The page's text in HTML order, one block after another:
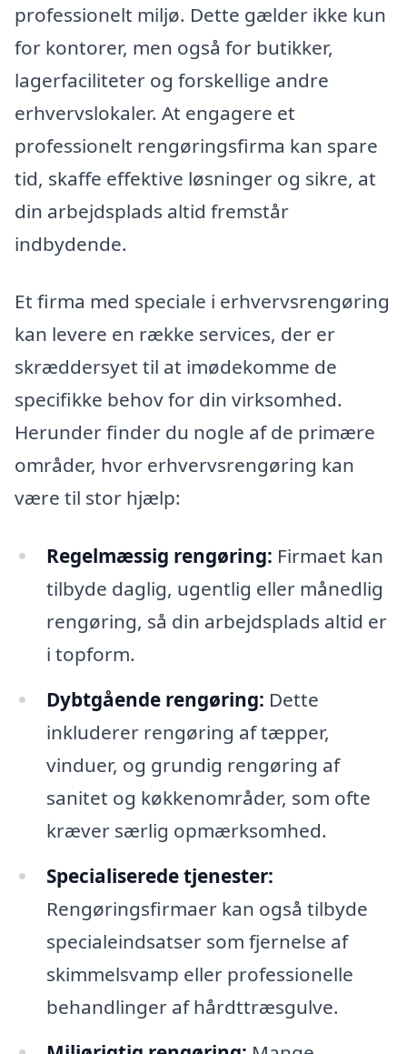
professionelt miljø. Dette gælder ikke kun
for kontorer, men også for butikker,
lagerfaciliteter og forskellige andre
erhvervslokaler. At engagere et
professionelt rengøringsfirma kan spare
tid, skaffe effektive løsninger og sikre, at
din arbejdsplads altid fremstår
indbydende.
Et firma med speciale i erhvervsrengøring
kan levere en række services, der er
skræddersyet til at imødekomme de
specifikke behov for din virksomhed.
Herunder finder du nogle af de primære
områder, hvor erhvervsrengøring kan
være til stor hjælp:
Regelmæssig rengøring: Firmaet kan
tilbyde daglig, ugentlig eller månedlig
rengøring, så din arbejdsplads altid er
i topform.
Dybtgående rengøring: Dette
inkluderer rengøring af tæpper,
vinduer, og grundig rengøring af
sanitet og køkkenområder, som ofte
kræver særlig opmærksomhed.
Specialiserede tjenester:
Rengøringsfirmaer kan også tilbyde
specialeindsatser som fjernelse af
skimmelsvamp eller professionelle
behandlinger af hårdttræsgulve.